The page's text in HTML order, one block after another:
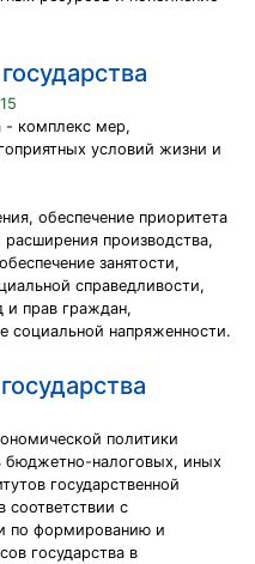
- комплекс мер,
условий жизни и
обеспечение приоритета
производства,
занятости,
справедливости,
и прав граждан,
социальной напряженности.
политики
бюджетно-налоговых, иных
государственной
с
по формированию и
государства в